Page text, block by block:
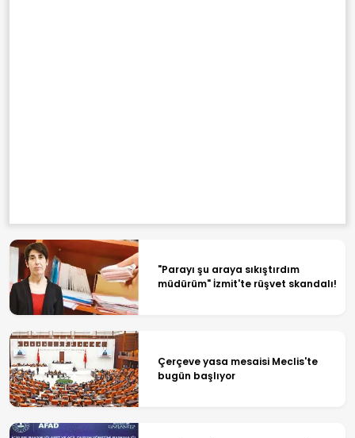
"Parayı şu araya sıkıştırdım
müdürüm" İzmit'te rüşvet skandalı!
Çerçeve yasa mesaisi Meclis'te
bugün başlıyor